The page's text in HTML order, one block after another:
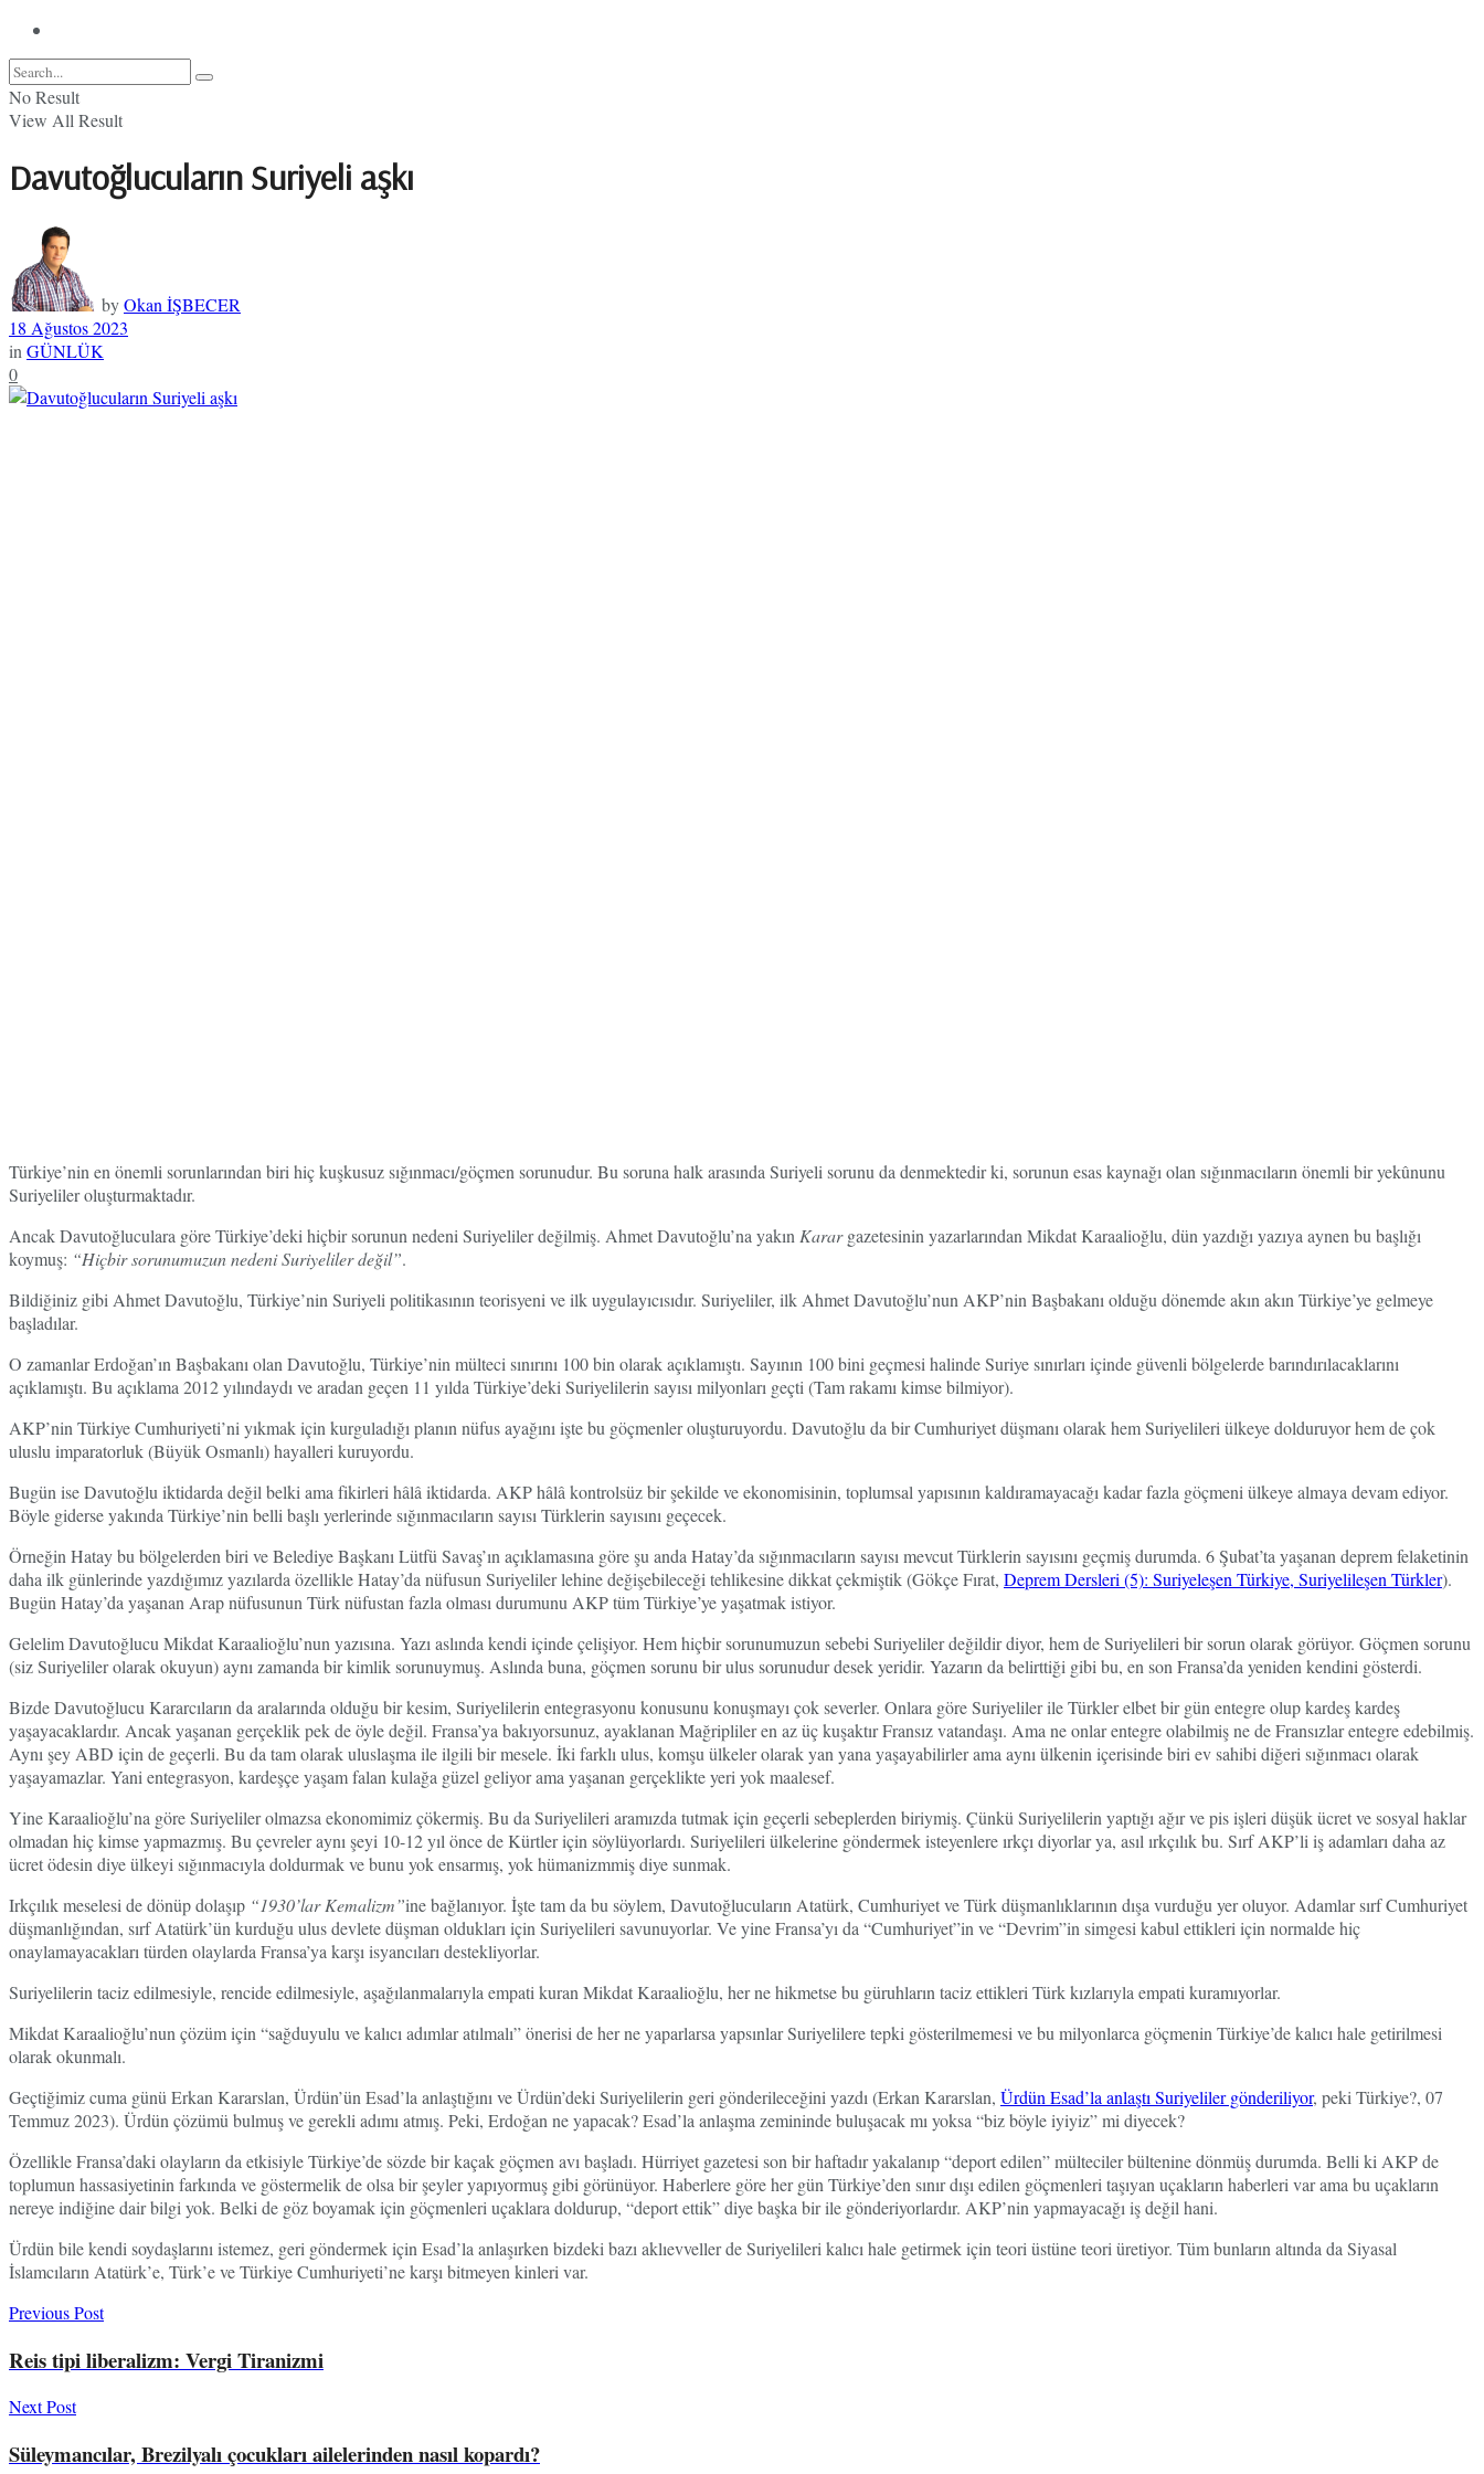
No Result
View All Result
Davutoğlucuların Suriyeli aşkı
byOkan İŞBECER
18 Ağustos 2023
in GÜNLÜK
0
Türkiye’nin en önemli sorunlarından biri hiç kuşkusuz sığınmacı/göçmen sorunudur. Bu soruna halk arasında Suriyeli sorunu da denmektedir ki, sorunun esas kaynağı olan sığınmacıların önemli bir yekûnunu
Suriyeliler oluşturmaktadır.
Ancak Davutoğluculara göre Türkiye’deki hiçbir sorunun nedeni Suriyeliler değilmiş. Ahmet Davutoğlu’na yakın Karargazetesinin yazarlarından Mikdat Karaalioğlu, dün yazdığı yazıya aynen bu başlığı
koymuş: “Hiçbir sorunumuzun nedeni Suriyeliler değil”.
Bildiğiniz gibi Ahmet Davutoğlu, Türkiye’nin Suriyeli politikasının teorisyeni ve ilk uygulayıcısıdır. Suriyeliler, ilk Ahmet Davutoğlu’nun AKP’nin Başbakanı olduğu dönemde akın akın Türkiye’ye gelmeye
başladılar.
O zamanlar Erdoğan’ın Başbakanı olan Davutoğlu, Türkiye’nin mülteci sınırını 100 bin olarak açıklamıştı. Sayının 100 bini geçmesi halinde Suriye sınırları içinde güvenli bölgelerde barındırılacaklarını
açıklamıştı. Bu açıklama 2012 yılındaydı ve aradan geçen 11 yılda Türkiye’deki Suriyelilerin sayısı milyonları geçti (Tam rakamı kimse bilmiyor).
AKP’nin Türkiye Cumhuriyeti’ni yıkmak için kurguladığı planın nüfus ayağını işte bu göçmenler oluşturuyordu. Davutoğlu da bir Cumhuriyet düşmanı olarak hem Suriyelileri ülkeye dolduruyor hem de çok
uluslu imparatorluk (Büyük Osmanlı) hayalleri kuruyordu.
Bugün ise Davutoğlu iktidarda değil belki ama fikirleri hâlâ iktidarda. AKP hâlâ kontrolsüz bir şekilde ve ekonomisinin, toplumsal yapısının kaldıramayacağı kadar fazla göçmeni ülkeye almaya devam ediyor.
Böyle giderse yakında Türkiye’nin belli başlı yerlerinde sığınmacıların sayısı Türklerin sayısını geçecek.
Örneğin Hatay bu bölgelerden biri ve Belediye Başkanı Lütfü Savaş’ın açıklamasına göre şu anda Hatay’da sığınmacıların sayısı mevcut Türklerin sayısını geçmiş durumda. 6 Şubat’ta yaşanan deprem felaketinin
daha ilk günlerinde yazdığımız yazılarda özellikle Hatay’da nüfusun Suriyeliler lehine değişebileceği tehlikesine dikkat çekmiştik (Gökçe Fırat, Deprem Dersleri (5): Suriyeleşen Türkiye, Suriyelileşen Türkler).
Bugün Hatay’da yaşanan Arap nüfusunun Türk nüfustan fazla olması durumunu AKP tüm Türkiye’ye yaşatmak istiyor.
Gelelim Davutoğlucu Mikdat Karaalioğlu’nun yazısına. Yazı aslında kendi içinde çelişiyor. Hem hiçbir sorunumuzun sebebi Suriyeliler değildir diyor, hem de Suriyelileri bir sorun olarak görüyor. Göçmen sorunu
(siz Suriyeliler olarak okuyun) aynı zamanda bir kimlik sorunuymuş. Aslında buna, göçmen sorunu bir ulus sorunudur desek yeridir. Yazarın da belirttiği gibi bu, en son Fransa’da yeniden kendini gösterdi.
Bizde Davutoğlucu Kararcıların da aralarında olduğu bir kesim, Suriyelilerin entegrasyonu konusunu konuşmayı çok severler. Onlara göre Suriyeliler ile Türkler elbet bir gün entegre olup kardeş kardeş
yaşayacaklardır. Ancak yaşanan gerçeklik pek de öyle değil. Fransa’ya bakıyorsunuz, ayaklanan Mağripliler en az üç kuşaktır Fransız vatandaşı. Ama ne onlar entegre olabilmiş ne de Fransızlar entegre edebilmiş.
Aynı şey ABD için de geçerli. Bu da tam olarak uluslaşma ile ilgili bir mesele. İki farklı ulus, komşu ülkeler olarak yan yana yaşayabilirler ama aynı ülkenin içerisinde biri ev sahibi diğeri sığınmacı olarak
yaşayamazlar. Yani entegrasyon, kardeşçe yaşam falan kulağa güzel geliyor ama yaşanan gerçeklikte yeri yok maalesef.
Yine Karaalioğlu’na göre Suriyeliler olmazsa ekonomimiz çökermiş. Bu da Suriyelileri aramızda tutmak için geçerli sebeplerden biriymiş. Çünkü Suriyelilerin yaptığı ağır ve pis işleri düşük ücret ve sosyal haklar
olmadan hiç kimse yapmazmış. Bu çevreler aynı şeyi 10-12 yıl önce de Kürtler için söylüyorlardı. Suriyelileri ülkelerine göndermek isteyenlere ırkçı diyorlar ya, asıl ırkçılık bu. Sırf AKP’li iş adamları daha az
ücret ödesin diye ülkeyi sığınmacıyla doldurmak ve bunu yok ensarmış, yok hümanizmmiş diye sunmak.
Irkçılık meselesi de dönüp dolaşıp “1930’lar Kemalizm”ine bağlanıyor. İşte tam da bu söylem, Davutoğlucuların Atatürk, Cumhuriyet ve Türk düşmanlıklarının dışa vurduğu yer oluyor. Adamlar sırf Cumhuriyet
düşmanlığından, sırf Atatürk’ün kurduğu ulus devlete düşman oldukları için Suriyelileri savunuyorlar. Ve yine Fransa’yı da “Cumhuriyet”in ve “Devrim”in simgesi kabul ettikleri için normalde hiç
onaylamayacakları türden olaylarda Fransa’ya karşı isyancıları destekliyorlar.
Suriyelilerin taciz edilmesiyle, rencide edilmesiyle, aşağılanmalarıyla empati kuran Mikdat Karaalioğlu, her ne hikmetse bu güruhların taciz ettikleri Türk kızlarıyla empati kuramıyorlar.
Mikdat Karaalioğlu’nun çözüm için “sağduyulu ve kalıcı adımlar atılmalı” önerisi de her ne yaparlarsa yapsınlar Suriyelilere tepki gösterilmemesi ve bu milyonlarca göçmenin Türkiye’de kalıcı hale getirilmesi
olarak okunmalı.
Geçtiğimiz cuma günü Erkan Kararslan, Ürdün’ün Esad’la anlaştığını ve Ürdün’deki Suriyelilerin geri gönderileceğini yazdı (Erkan Kararslan, Ürdün Esad’la anlaştı Suriyeliler gönderiliyor, peki Türkiye?, 07
Temmuz 2023). Ürdün çözümü bulmuş ve gerekli adımı atmış. Peki, Erdoğan ne yapacak? Esad’la anlaşma zemininde buluşacak mı yoksa “biz böyle iyiyiz” mi diyecek?
Özellikle Fransa’daki olayların da etkisiyle Türkiye’de sözde bir kaçak göçmen avı başladı. Hürriyet gazetesi son bir haftadır yakalanıp “deport edilen” mülteciler bültenine dönmüş durumda. Belli ki AKP de
toplumun hassasiyetinin farkında ve göstermelik de olsa bir şeyler yapıyormuş gibi görünüyor. Haberlere göre her gün Türkiye’den sınır dışı edilen göçmenleri taşıyan uçakların haberleri var ama bu uçakların
nereye indiğine dair bilgi yok. Belki de göz boyamak için göçmenleri uçaklara doldurup, “deport ettik” diye başka bir ile gönderiyorlardır. AKP’nin yapmayacağı iş değil hani.
Ürdün bile kendi soydaşlarını istemez, geri göndermek için Esad’la anlaşırken bizdeki bazı aklıevveller de Suriyelileri kalıcı hale getirmek için teori üstüne teori üretiyor. Tüm bunların altında da Siyasal
İslamcıların Atatürk’e, Türk’e ve Türkiye Cumhuriyeti’ne karşı bitmeyen kinleri var.
Previous Post
Reis tipi liberalizm: Vergi Tiranizmi
Next Post
Süleymancılar, Brezilyalı çocukları ailelerinden nasıl kopardı?